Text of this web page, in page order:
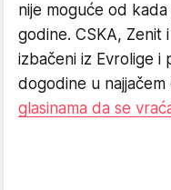
nije moguće od
godine. CSKA, Zenit
izbačeni iz Evrolige i
dogodine u
glasinama da se